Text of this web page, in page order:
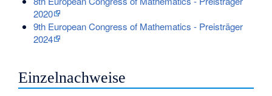
2020
9th European Congress of Mathematics - Preisträger
2024
Einzelnachweise